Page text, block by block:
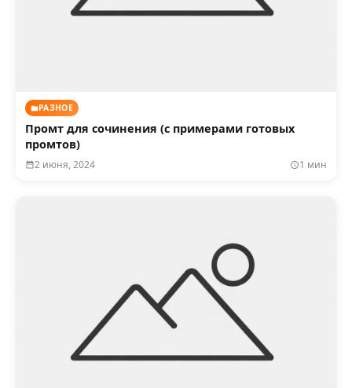
РАЗНОЕ
Промт для сочинения (с примерами готовых
промтов)
2 июня, 2024 1 мин